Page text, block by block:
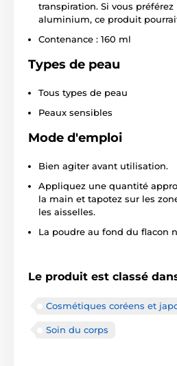
transpiration. Si vous
aluminium, ce produit
Contenance : 160 ml
Types de peau
Tous types de peau
Peaux sensibles
Mode d'emploi
Bien agiter avant utilisation.
Appliquez une quantité
la main et tapotez sur les
les aisselles.
La poudre au fond du flacon
Le produit est classé
Cosmétiques coréens et
Soin du corps